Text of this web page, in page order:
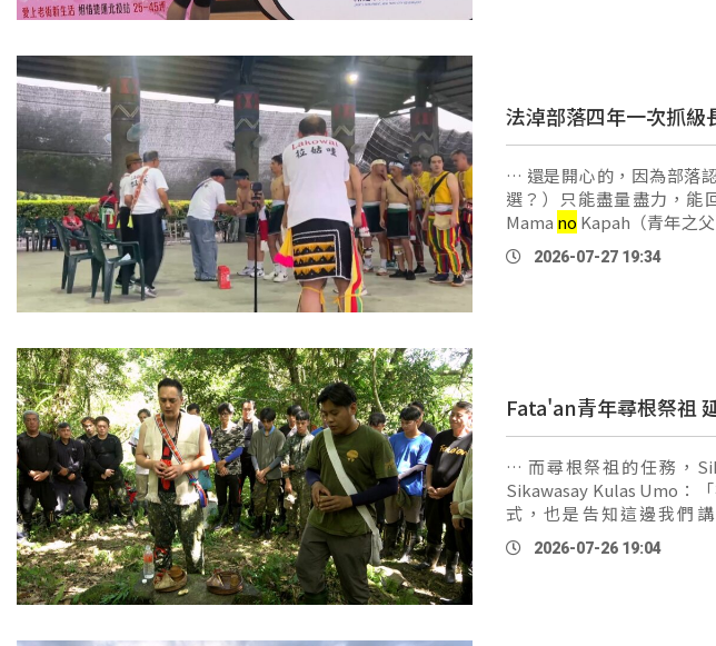
法淖部落四年一次抓級
… 還是開心的，因為部落
選？）只能盡量盡力，能
Mama no Kapah（青年之
而今年要接受命名的第一
…
2026-07-27 19:34
Fata'an青年尋根祭祖
… 而尋根祭祖的任務，
Sikawasay Kulas Umo：
式，也是告知這邊我們
Sailoh（地方靈群），就是
山，就是走這一段路，請祢
2026-07-26 19:04